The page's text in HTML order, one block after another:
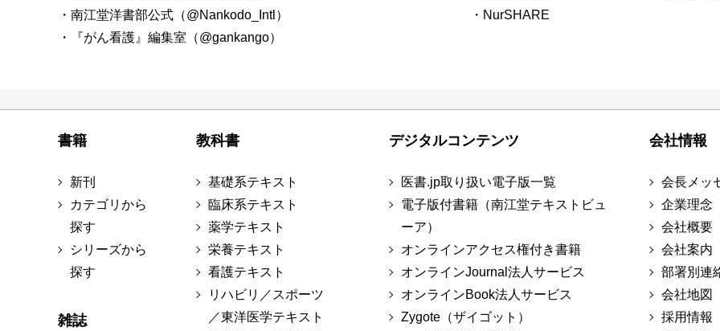
・南江堂洋書部公式（@Nankodo_Intl）
・『がん看護』編集室（@gankango）
・NurSHARE
書籍
新刊
カテゴリから
探す
シリーズから
探す
雑誌
教科書
基礎系テキスト
臨床系テキスト
薬学テキスト
栄養テキスト
看護テキスト
リハビリ／スポーツ
／東洋医学テキスト
デジタルコンテンツ
医書.jp取り扱い電子版一覧
電子版付書籍（南江堂テキストビュ
ーア）
オンラインアクセス権付き書籍
オンラインJournal法人サービス
オンラインBook法人サービス
Zygote（ザイゴット）
会社情報
会長メッ
企業理念
会社概要
会社案内
部署別連
会社地図
採用情報